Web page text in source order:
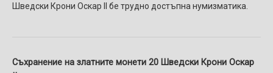
Шведски Крони Оскар II бе трудно достъпна нумизматика.
Съхранение на златните монети 20 Шведски Крони Оскар